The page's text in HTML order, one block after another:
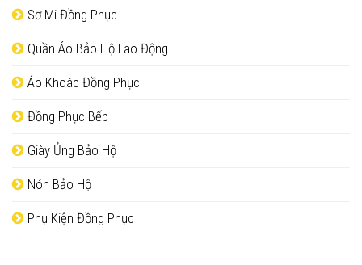
Sơ Mi Đồng Phục
Quần Áo Bảo Hộ Lao Động
Áo Khoác Đồng Phục
Đồng Phục Bếp
Giày Ủng Bảo Hộ
Nón Bảo Hộ
Phụ Kiện Đồng Phục